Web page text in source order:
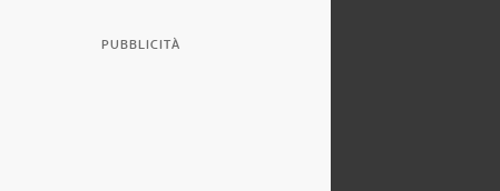
PUBBLICITÀ